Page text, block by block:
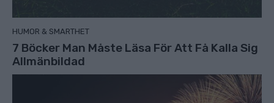
HUMOR & SMARTHET
7 Böcker Man Måste Läsa För Att Få Kalla Sig
Allmänbildad